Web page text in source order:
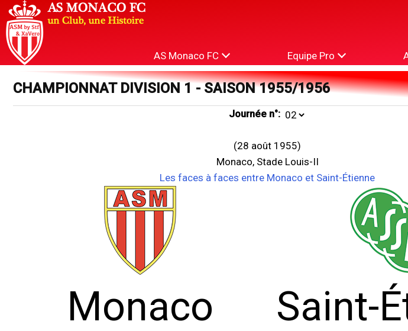
AS Monaco FC Equipe Pro
CHAMPIONNAT DIVISION 1 - SAISON 1955/1956
Journée n°:
(28 août 1955)
Monaco, Stade Louis-II
Les faces à faces entre Monaco et Saint-Étienne
Monaco Saint-